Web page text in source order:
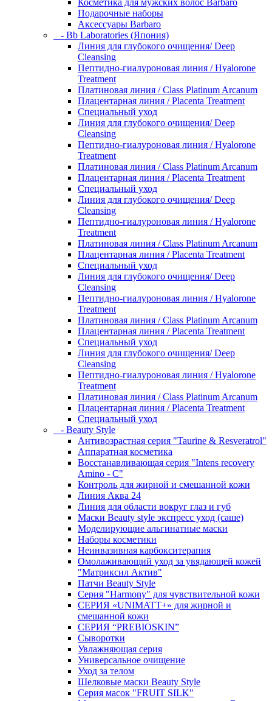
Косметика для мужских волос Barbaro
Подарочные наборы
Аксессуары Barbaro
- Bb Laboratories (Япония)
Линия для глубокого очищения/ Deep
Cleansing
Пептидно-гиалуроновая линия / Hyalorone
Treatment
Платиновая линия / Class Platinum Arcanum
Плацентарная линия / Placenta Treatment
Специальный уход
Линия для глубокого очищения/ Deep
Cleansing
Пептидно-гиалуроновая линия / Hyalorone
Treatment
Платиновая линия / Class Platinum Arcanum
Плацентарная линия / Placenta Treatment
Специальный уход
Линия для глубокого очищения/ Deep
Cleansing
Пептидно-гиалуроновая линия / Hyalorone
Treatment
Платиновая линия / Class Platinum Arcanum
Плацентарная линия / Placenta Treatment
Специальный уход
Линия для глубокого очищения/ Deep
Cleansing
Пептидно-гиалуроновая линия / Hyalorone
Treatment
Платиновая линия / Class Platinum Arcanum
Плацентарная линия / Placenta Treatment
Специальный уход
Линия для глубокого очищения/ Deep
Cleansing
Пептидно-гиалуроновая линия / Hyalorone
Treatment
Платиновая линия / Class Platinum Arcanum
Плацентарная линия / Placenta Treatment
Специальный уход
- Beauty Style
Антивозрастная серия "Taurine & Resveratrol"
Аппаратная косметика
Восстанавливающая серия "Intens recovery
Amino - C"
Контроль для жирной и смешанной кожи
Линия Аква 24
Линия для области вокруг глаз и губ
Маски Beauty style экспресс уход (саше)
Моделирующие альгинатные маски
Наборы косметики
Неинвазивная карбокситерапия
Омолаживающий уход за увядающей кожей
"Матриксил Актив"
Патчи Beauty Style
Серия "Harmony" для чувствительной кожи
СЕРИЯ «UNIMATT+» для жирной и
смешанной кожи
СЕРИЯ “PREBIOSKIN”
Сыворотки
Увлажняющая серия
Универсальное очищение
Уход за телом
Шелковые маски Beauty Style
Серия масок "FRUIT SILK"